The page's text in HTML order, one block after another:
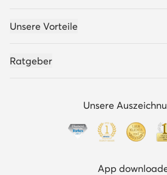
Unsere Vorteile
Ratgeber
Unsere
App